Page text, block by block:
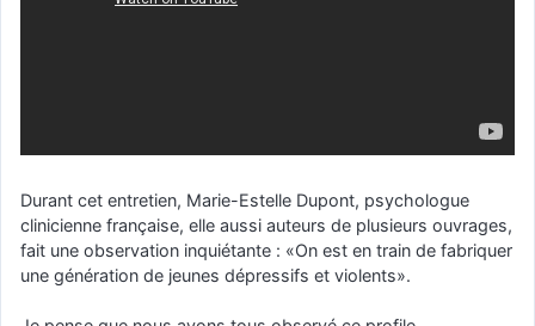
Durant cet entretien, Marie-Estelle Dupont, psychologue
clinicienne française, elle aussi auteurs de plusieurs ouvrages,
fait une observation inquiétante : «On est en train de fabriquer
une génération de jeunes dépressifs et violents».